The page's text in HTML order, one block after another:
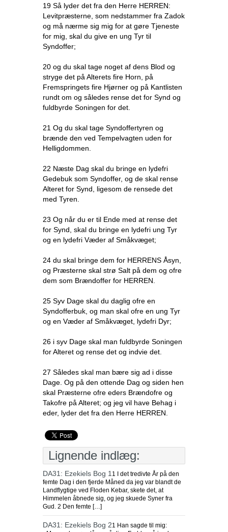
19 Så lyder det fra den Herre HERREN:
Levitpræsterne, som nedstammer fra Zadok
og må nærme sig mig for at gøre Tjeneste
for mig, skal du give en ung Tyr til
Syndoffer;
20 og du skal tage noget af dens Blod og
stryge det på Alterets fire Horn, på
Fremspringets fire Hjørner og på Kantlisten
rundt om og således rense det for Synd og
fuldbyrde Soningen for det.
21 Og du skal tage Syndoffertyren og
brænde den ved Tempelvagten uden for
Helligdommen.
22 Næste Dag skal du bringe en lydefri
Gedebuk som Syndoffer, og de skal rense
Alteret for Synd, ligesom de rensede det
med Tyren.
23 Og når du er til Ende med at rense det
for Synd, skal du bringe en lydefri ung Tyr
og en lydefri Væder af Småkvæget;
24 du skal bringe dem for HERRENS Åsyn,
og Præsterne skal strø Salt på dem og ofre
dem som Brændoffer for HERREN.
25 Syv Dage skal du daglig ofre en
Syndofferbuk, og man skal ofre en ung Tyr
og en Væder af Småkvæget, lydefri Dyr;
26 i syv Dage skal man fuldbyrde Soningen
for Alteret og rense det og indvie det.
27 Således skal man bære sig ad i disse
Dage. Og på den ottende Dag og siden hen
skal Præsterne ofre eders Brændofre og
Takofre på Alteret; og jeg vil have Behag i
eder, lyder det fra den Herre HERREN.
Lignende indlæg:
DA31: Ezekiels Bog 1 1 I det tredivte År på den
femte Dag i den fjerde Måned da jeg var blandt de
Landflygtige ved Floden Kebar, skete det, at
Himmelen åbnede sig, og jeg skuede Syner fra
Gud. 2 Den femte […]
DA31: Ezekiels Bog 21 Han sagde til mig: